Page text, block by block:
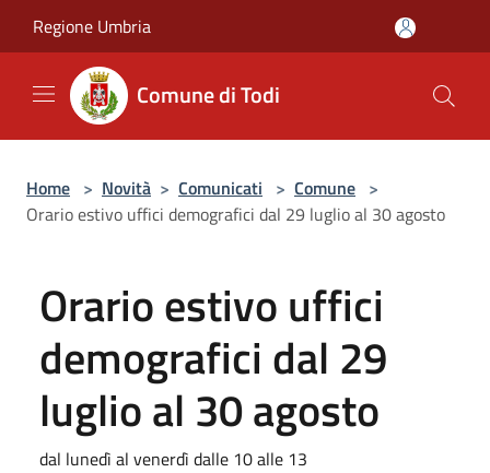
Regione Umbria
Comune di Todi
Home > Novità > Comunicati > Comune >
Orario estivo uffici demografici dal 29 luglio al 30 agosto
Orario estivo uffici
demografici dal 29
luglio al 30 agosto
dal lunedì al venerdì dalle 10 alle 13